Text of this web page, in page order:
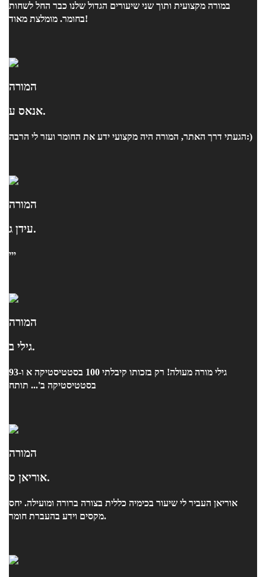
במורה מקצועית ותוך שני שיעורים הגדול שלנו כבר החל לשחות
בחומר. מומלצת מאוד!
המורה
אנאס ע.
הגעתי דרך האתר, המורה היה מקצועי ידע את החומר ועזר לי הרבה:)
המורה
עידן ג.
ייי
המורה
גילי ב.
גילי מורה מעולה! רק בזכותו קיבלתי 100 בסטטיסטיקה א ו-93
בסטטיסטיקה ב'... תותח
המורה
אוריאן ס.
אוריאן העביר לי שיעור בכימיה כללית בצורה ברורה ומועילה. יחס
מקסים וידע בהעברת חומר.